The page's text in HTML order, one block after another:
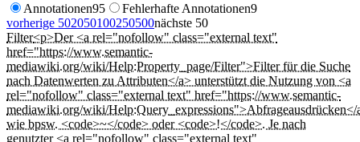
Annotationen95 Fehlerhafte Annotationen9
vorherige 502050100250500nächste 50
Filter<p>Der <a rel="nofollow" class="external text"
href="https://www.semantic-
mediawiki.org/wiki/Help:Property_page/Filter">Filter für die Suche
nach Datenwerten zu Attributen</a> unterstützt die Nutzung von <a
rel="nofollow" class="external text" href="https://www.semantic-
mediawiki.org/wiki/Help:Query_expressions">Abfrageausdrücken</
wie bpsw. <code>~</code> oder <code>!</code>. Je nach
genutzter <a rel="nofollow" class="external text"